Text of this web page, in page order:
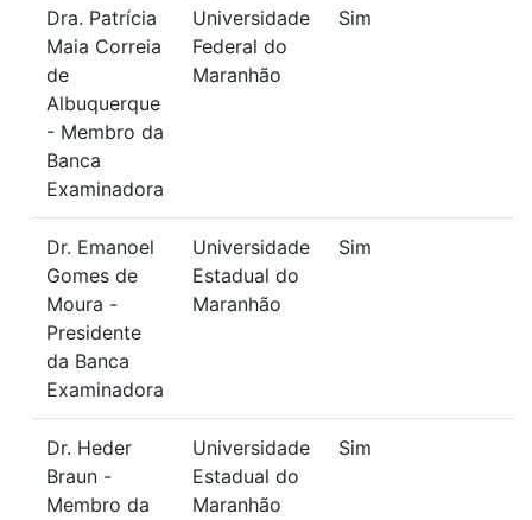
Dra. Patrícia
Maia Correia
de
Albuquerque
- Membro da
Banca
Examinadora
Universidade
Federal do
Maranhão
Sim
Dr. Emanoel
Gomes de
Moura -
Presidente
da Banca
Examinadora
Universidade
Estadual do
Maranhão
Sim
Dr. Heder
Braun -
Membro da
Universidade
Estadual do
Maranhão
Sim